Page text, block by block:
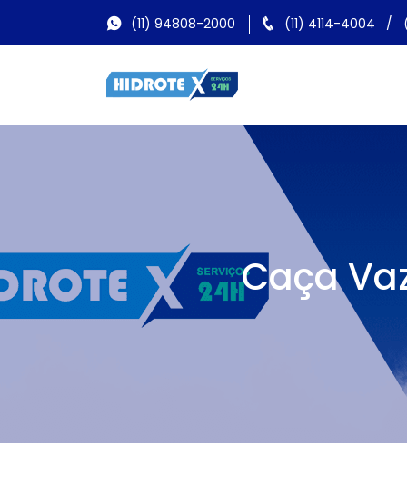
(11) 94808-2000 (11) 4114-4004 /
Caça